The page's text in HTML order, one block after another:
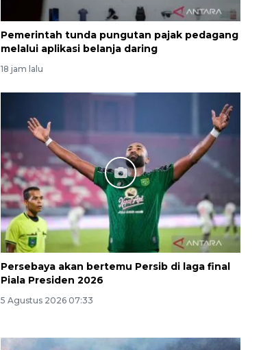
Pemerintah tunda pungutan pajak pedagang
melalui aplikasi belanja daring
18 jam lalu
Persebaya akan bertemu Persib di laga final
Piala Presiden 2026
5 Agustus 2026 07:33
Vaksin HPV untuk siswa laki-
laki
2026-08-06 06:30:00